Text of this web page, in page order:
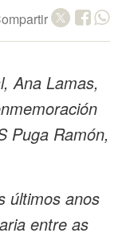
Ana Lamas,
Puga Ramón,
últimos anos
entre as